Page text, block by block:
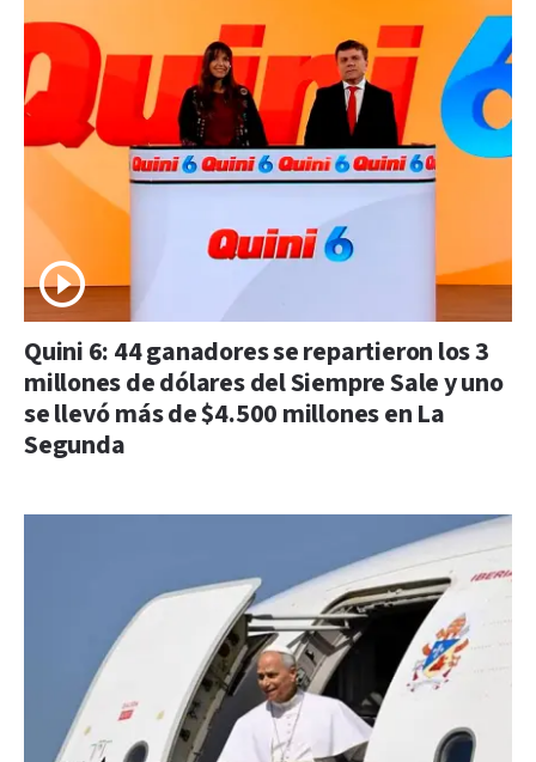
Quini 6: 44 ganadores se repartieron los 3
millones de dólares del Siempre Sale y uno
se llevó más de $4.500 millones en La
Segunda